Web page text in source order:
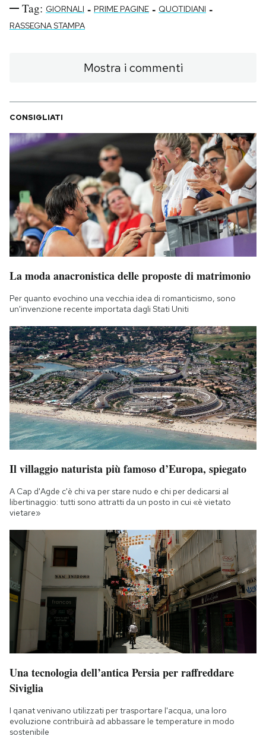
Tag: GIORNALI - PRIME PAGINE - QUOTIDIANI -
RASSEGNA STAMPA
Mostra i commenti
CONSIGLIATI
La moda anacronistica delle proposte di matrimonio
Per quanto evochino una vecchia idea di romanticismo, sono
un'invenzione recente importata dagli Stati Uniti
Il villaggio naturista più famoso d’Europa, spiegato
A Cap d'Agde c'è chi va per stare nudo e chi per dedicarsi al
libertinaggio: tutti sono attratti da un posto in cui «è vietato
vietare»
Una tecnologia dell’antica Persia per raffreddare
Siviglia
I qanat venivano utilizzati per trasportare l'acqua, una loro
evoluzione contribuirà ad abbassare le temperature in modo
sostenibile